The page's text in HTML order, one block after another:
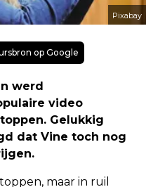
Pixabay
op Google
werd
video
Gelukkig
dat Vine toch nog
maar in ruil